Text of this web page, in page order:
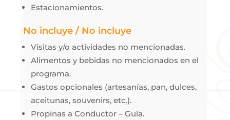
Estacionamientos.
No incluye / No incluye
Visitas y/o actividades no mencionadas.
Alimentos y bebidas no mencionados en el
programa.
Gastos opcionales (artesanías, pan, dulces,
aceitunas, souvenirs, etc.).
Propinas a Conductor – Guía.